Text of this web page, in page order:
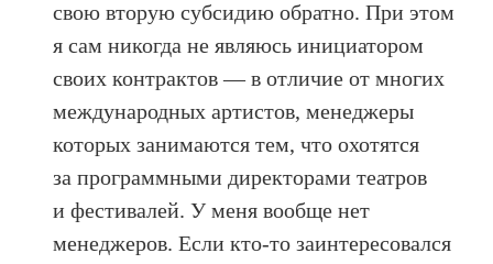
свою вторую субсидию обратно. При этом
я сам никогда не являюсь инициатором
своих контрактов — в отличие от многих
международных артистов, менеджеры
которых занимаются тем, что охотятся
за программными директорами театров
и фестивалей. У меня вообще нет
менеджеров. Если кто‑то заинтересовался